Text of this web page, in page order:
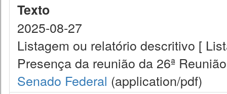
Texto
2025-08-27
Listagem ou relatório descritivo [
Presença da reunião da 26ª
Senado Federal (application/pdf)